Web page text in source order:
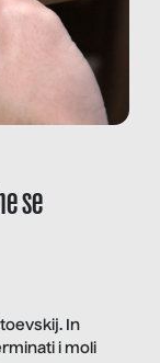
se
In
i moli